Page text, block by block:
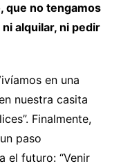
que no tengamos
alquilar, ni pedir
en una
nuestra casita
Finalmente,
paso
el futuro: “Venir